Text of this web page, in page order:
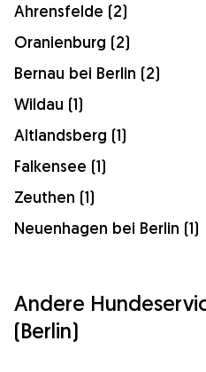
Ahrensfelde (2)
Oranienburg (2)
Bernau bei Berlin (2)
Wildau (1)
Altlandsberg (1)
Falkensee (1)
Zeuthen (1)
Neuenhagen bei Berlin (1)
Andere
(Berlin)